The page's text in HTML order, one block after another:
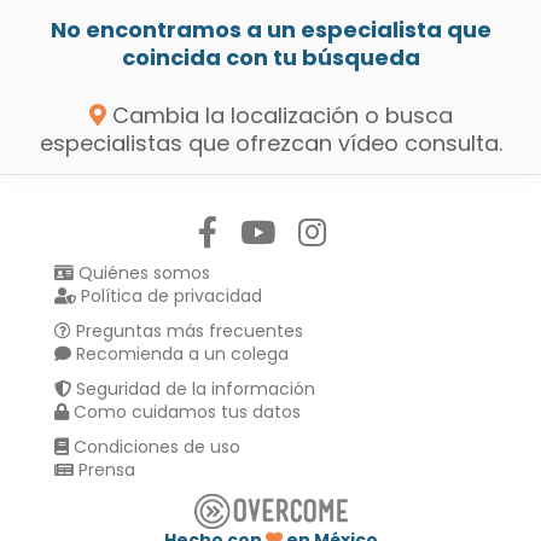
No encontramos a un especialista que
coincida con tu búsqueda
Cambia la localización o busca
especialistas que ofrezcan vídeo consulta.
Quiénes somos
Política de privacidad
Preguntas más frecuentes
Recomienda a un colega
Seguridad de la información
Como cuidamos tus datos
Condiciones de uso
Prensa